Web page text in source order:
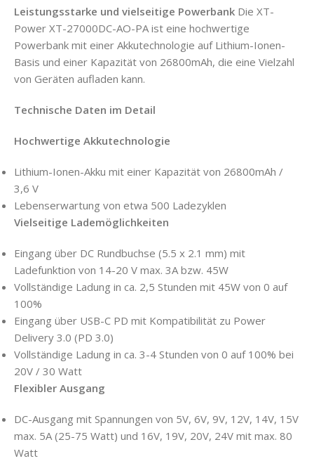
Leistungsstarke und vielseitige Powerbank Die XT-
Power XT-27000DC-AO-PA ist eine hochwertige
Powerbank mit einer Akkutechnologie auf Lithium-Ionen-
Basis und einer Kapazität von 26800mAh, die eine Vielzahl
von Geräten aufladen kann.
Technische Daten im Detail
Hochwertige Akkutechnologie
Lithium-Ionen-Akku mit einer Kapazität von 26800mAh /
3,6 V
Lebenserwartung von etwa 500 Ladezyklen
Vielseitige Lademöglichkeiten
Eingang über DC Rundbuchse (5.5 x 2.1 mm) mit
Ladefunktion von 14-20 V max. 3A bzw. 45W
Vollständige Ladung in ca. 2,5 Stunden mit 45W von 0 auf
100%
Eingang über USB-C PD mit Kompatibilität zu Power
Delivery 3.0 (PD 3.0)
Vollständige Ladung in ca. 3-4 Stunden von 0 auf 100% bei
20V / 30 Watt
Flexibler Ausgang
DC-Ausgang mit Spannungen von 5V, 6V, 9V, 12V, 14V, 15V
max. 5A (25-75 Watt) und 16V, 19V, 20V, 24V mit max. 80
Watt